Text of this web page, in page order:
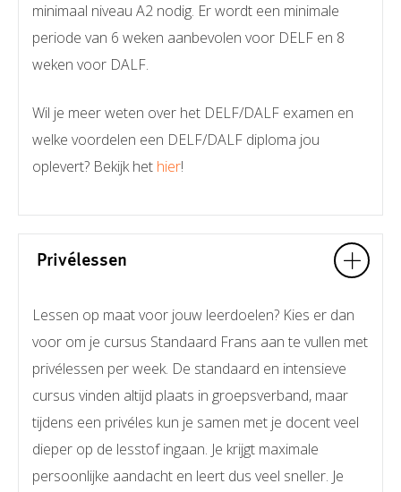
minimaal niveau A2 nodig. Er wordt een minimale
periode van 6 weken aanbevolen voor DELF en 8
weken voor DALF.
Wil je meer weten over het DELF/DALF examen en
welke voordelen een DELF/DALF diploma jou
oplevert? Bekijk het hier!
Privélessen
Lessen op maat voor jouw leerdoelen? Kies er dan
voor om je cursus Standaard Frans aan te vullen met
privélessen per week. De standaard en intensieve
cursus vinden altijd plaats in groepsverband, maar
tijdens een privéles kun je samen met je docent veel
dieper op de lesstof ingaan. Je krijgt maximale
persoonlijke aandacht en leert dus veel sneller. Je